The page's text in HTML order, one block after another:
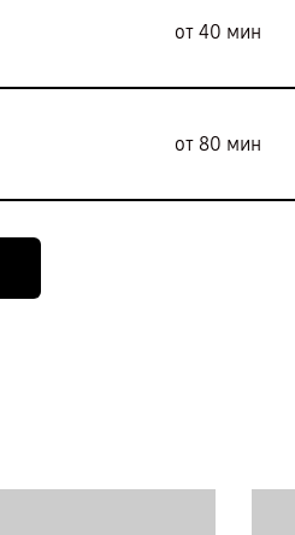
от 40 мин
от 80 мин